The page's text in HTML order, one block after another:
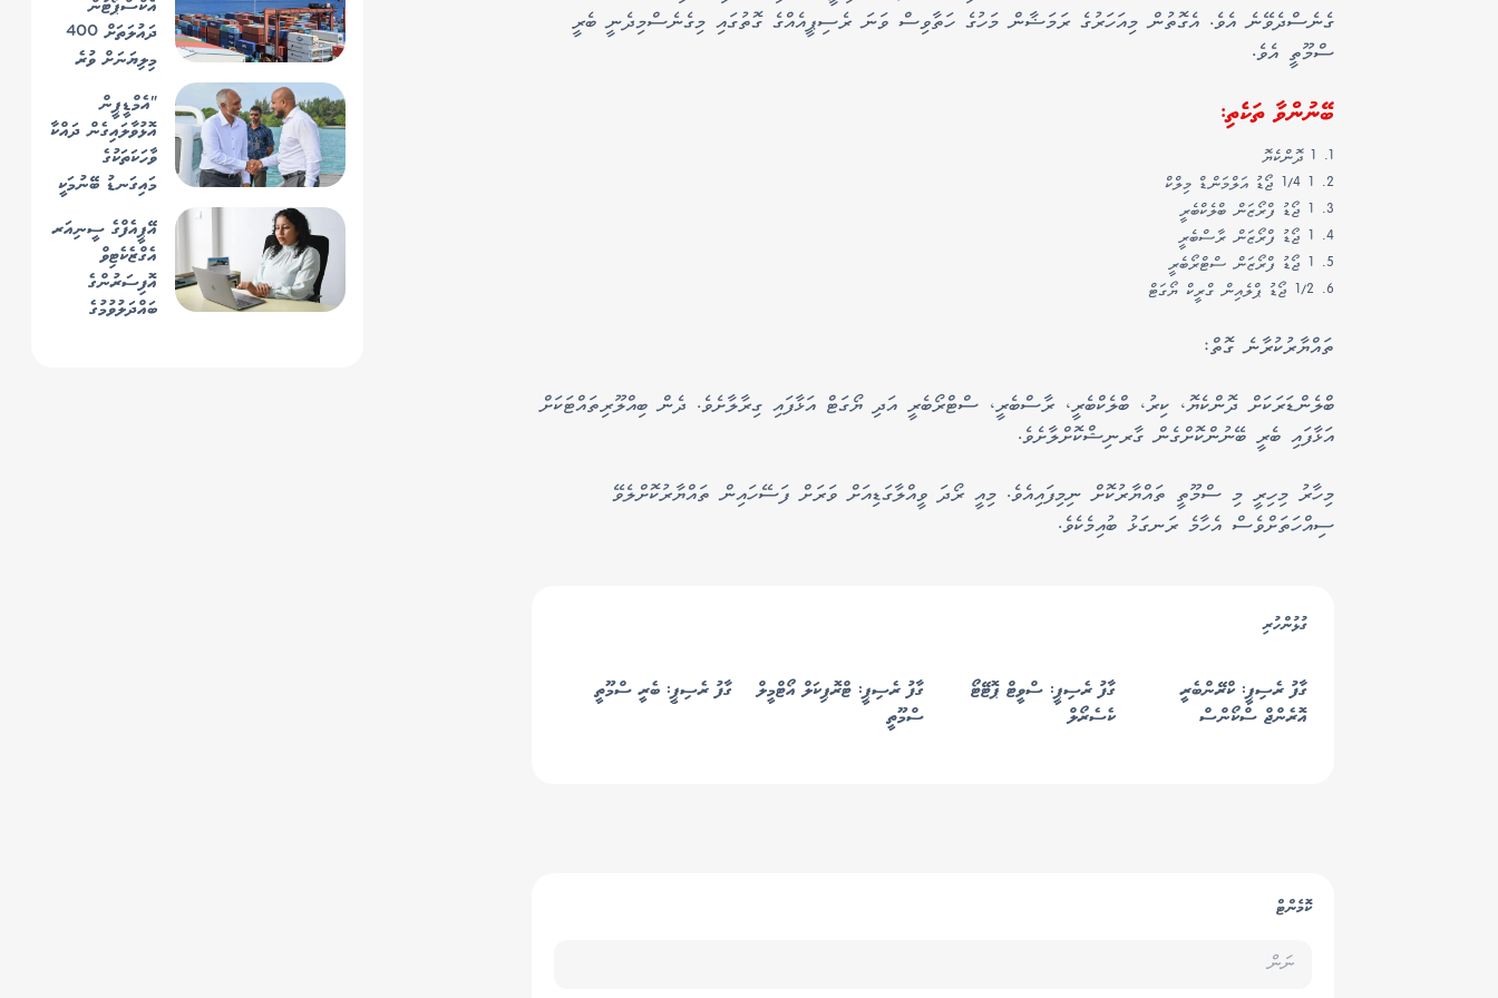
ގެނެސްދެވޭނެ އެވެ. އެގޮތުން މިއަހަރުގެ ރަމަޟާން މަހުގެ ހަތާވިސް ވަނަ ރެސިޕީއެއްގެ ގޮތުގައި މިގެނެސްމިދެނީ ބެރީ
ސްމޫތީ އެވެ.
ބޭނުންވާ ތަކެތި:
1 ދޮންކެޔޮ
1 1/4 ޖޯޑު އަލްމަންޑް މިލްކް
1 ޖޯޑު ފްރޯޒަން ބްލެކްބެރީ
1 ޖޯޑު ފްރޯޒަން ރާސްބެރީ
1 ޖޯޑު ފްރޯޒަން ސްޓްރޯބެރީ
1/2 ޖޯޑު ޕްލެއިން ގްރީކް ޔޯގަޓް
ތައްޔާރުކުރާނެ ގޮތް:
ބްލެންޑަރަކަށް ދޮންކެޔޮ، ކިރު، ބްލެކްބެރީ، ރާސްބެރީ، ސްޓްރޯބެރީ އަދި ޔޯގަޓް އަޅާފައި ގިރާލާށެވެ. ދެން ބިއްލޫރިތައްޓަކަށް
އަޅާފައި ބެރީ ބޭނުންކޮށްގެން ގާރނިޝްކޮށްލާށެވެ.
މިހާރު މިހިރީ މި ސްމޫތީ ތައްޔާރުކޮށް ނިމިފައިއެވެ. މިއީ ރޯދަ ވީއްލާގަޑިއަށް ވަރަށް ފަސޭހައިން ތައްޔާރުކޮށްލެވޭ
ސިއްހަތަށްވެސް އެހާމެ ރަނގަޅު ބުއިމެކެވެ.
ކޮމެންޓް
ގުޅުންހުރި
ގާފު ރެސިޕީ: ކްރޭންބެރީ
އޮރެންޖް ސްކޯންސް
ގާފު ރެސިޕީ: ސްވީޓް ޕޮޓޭޓޯ
ކެސެރޯލް
ގާފު ރެސިޕީ: ޓްރޮޕިކަލް އޯޓްމީލް
ސްމޫތީ
ގާފު ރެސިޕީ: ބެރީ ސްމޫތީ
އެކްސްޕޯޓުން
ދައުލަތަށް 400
މިލިޔަނަށް ވުރެ
"އެމްޑީޕީން
އޮޅުވާލައިގެން ދައްކާ
ވާހަކަތަކުގެ
މައިގަނޑު ބޭނުމަކީ
އޭޕީއެފްގެ ސީނިއަރ
އެގްޒެކެޓިވް
އޮފިސަރުންގެ
ބައްދަލުވުމުގެ